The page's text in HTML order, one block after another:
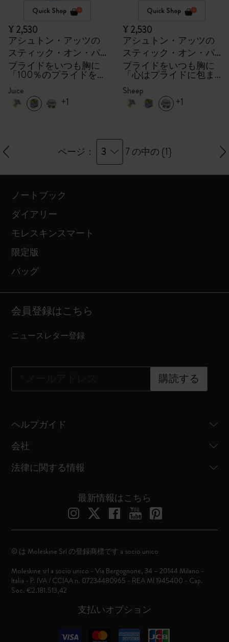
Quick Shop
¥ 2,530
アシュトン・アッツの
スティック・オン・パ
ッチ
プライドをいつも胸に
「100％のプライドをか
けて」
Juice
+1
Quick Shop
¥ 2,530
アシュトン・アッツの
スティック・オン・パ
ッチ
プライドをいつも胸に
「心はプライドに包ま
れて」
Sheep
+1
ページ： 3 7 の中の {1}
ノートブック
ダイアリー
モレスキンスマート
限定版
バッグ
会員登録はこちら
ニュースレター登録
購読する
ヘルプガイド
会社
法律に関する情報
最新情報はこちら
支払いオプション
© は Moleskine Srl の登録商標です a socio unico
Moleskine srl a socio unico - Via Bergognone, 34 – 20144 Milano -
Italia - P. IVA / CCIAA n. 07234480965 - REA MI 1945400 - Cap.
Soc. €2.181.513,42